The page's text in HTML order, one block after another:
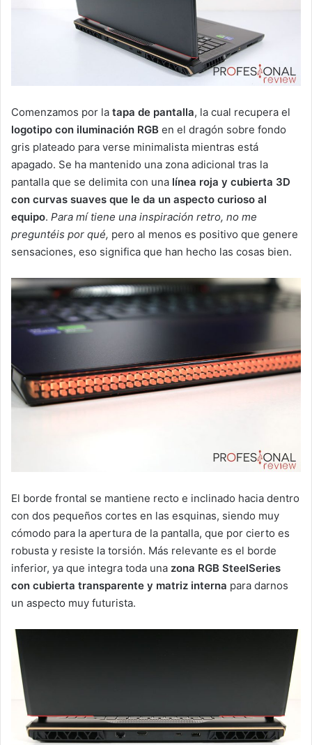
Comenzamos por la tapa de pantalla, la cual recupera el
logotipo con iluminación RGB en el dragón sobre fondo
gris plateado para verse minimalista mientras está
apagado. Se ha mantenido una zona adicional tras la
pantalla que se delimita con una línea roja y cubierta 3D
con curvas suaves que le da un aspecto curioso al
equipo. Para mí tiene una inspiración retro, no me
preguntéis por qué, pero al menos es positivo que genere
sensaciones, eso significa que han hecho las cosas bien.
El borde frontal se mantiene recto e inclinado hacia dentro
con dos pequeños cortes en las esquinas, siendo muy
cómodo para la apertura de la pantalla, que por cierto es
robusta y resiste la torsión. Más relevante es el borde
inferior, ya que integra toda una zona RGB SteelSeries
con cubierta transparente y matriz interna para darnos
un aspecto muy futurista.